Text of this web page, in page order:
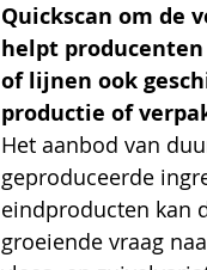
Quickscan om de
helpt
of lijnen ook
productie of
Het aanbod van
geproduceerde
eindproducten kan
groeiende vraag